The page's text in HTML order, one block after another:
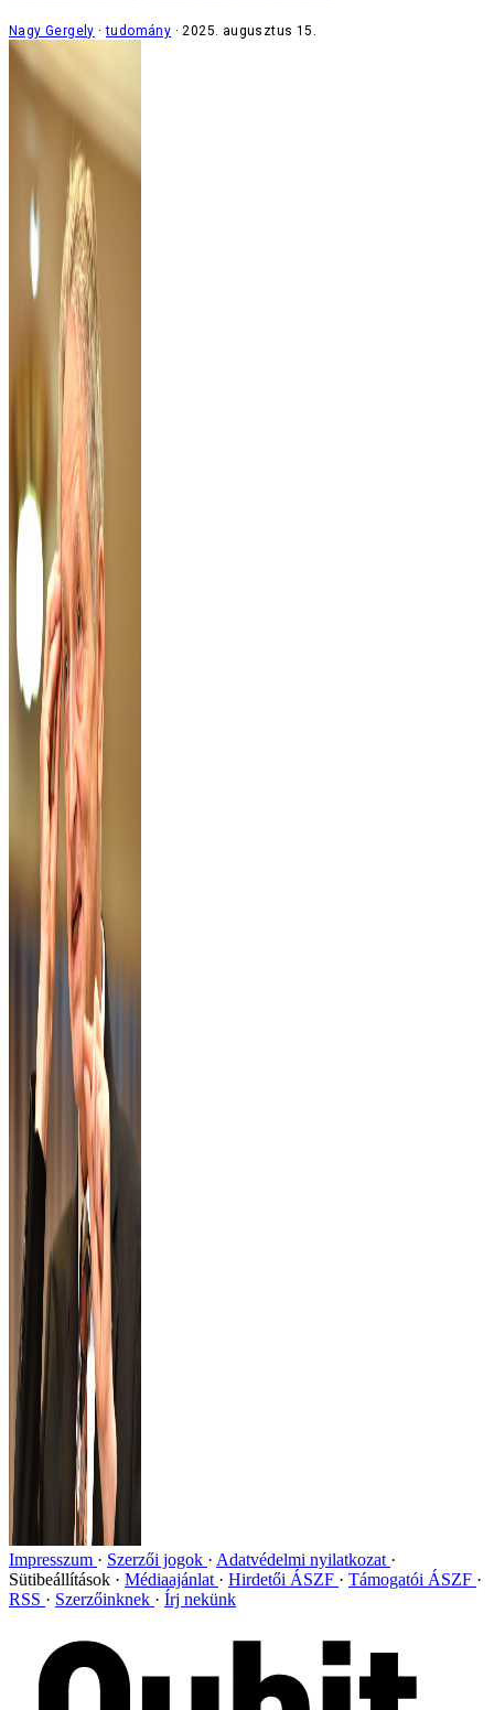
Nagy Gergely tudomány 2025. augusztus 15.
Impresszum Szerzői jogok
Adatvédelmi nyilatkozat
Sütibeállítások
Médiaajánlat Hirdetői ÁSZF
Támogatói ÁSZF
RSS
Szerzőinknek Írj nekünk